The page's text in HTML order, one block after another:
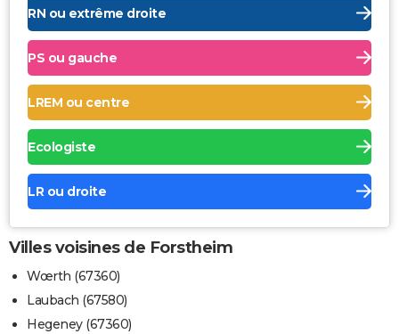
RN ou extrême droite
PS ou gauche
LREM ou centre
Ecologiste
LR ou droite
Villes voisines de Forstheim
Wœrth (67360)
Laubach (67580)
Hegeney (67360)